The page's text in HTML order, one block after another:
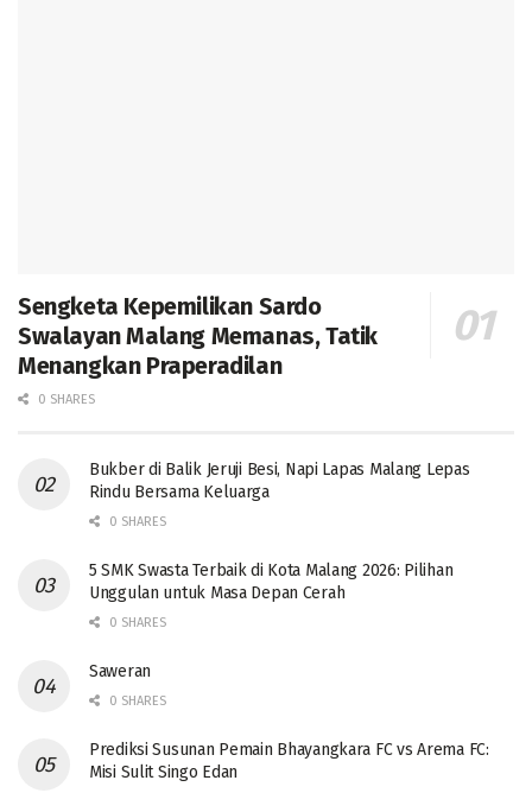
Sengketa Kepemilikan Sardo
Swalayan Malang Memanas, Tatik
Menangkan Praperadilan
0 SHARES
Bukber di Balik Jeruji Besi, Napi Lapas Malang Lepas
Rindu Bersama Keluarga
0 SHARES
5 SMK Swasta Terbaik di Kota Malang 2026: Pilihan
Unggulan untuk Masa Depan Cerah
0 SHARES
Saweran
0 SHARES
Prediksi Susunan Pemain Bhayangkara FC vs Arema FC:
Misi Sulit Singo Edan